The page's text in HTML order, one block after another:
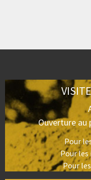
Ouverture au
Pour
Pour les
Pour